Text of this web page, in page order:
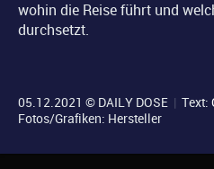
wohin die Reise führt und
durchsetzt.
05.12.2021 © DAILY DOSE | Text:
Fotos/Grafiken: Hersteller